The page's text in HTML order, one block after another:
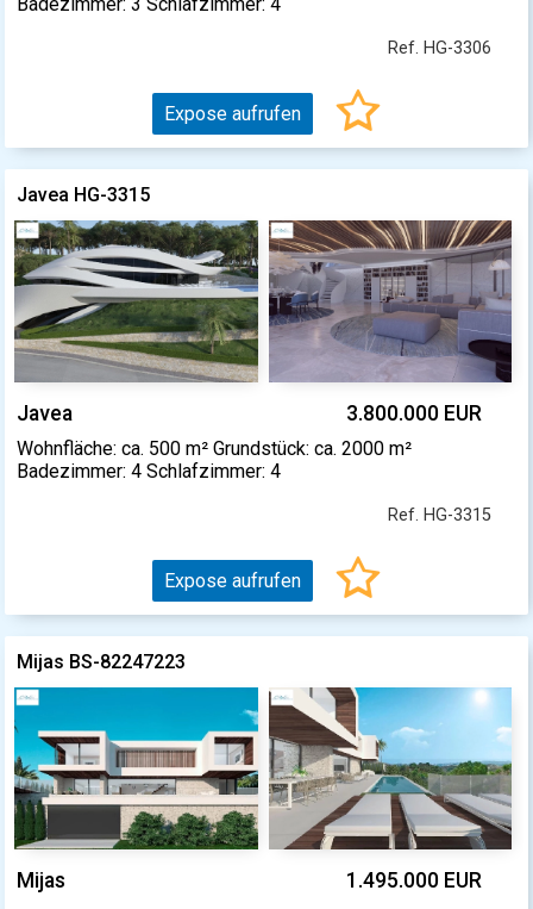
Ref. HG-3306
Expose aufrufen
Javea HG-3315
Javea 3.800.000 EUR
Wohnfläche: ca. 500 m² Grundstück: ca. 2000 m²
Badezimmer: 4 Schlafzimmer: 4
Ref. HG-3315
Expose aufrufen
Mijas BS-82247223
Mijas 1.495.000 EUR